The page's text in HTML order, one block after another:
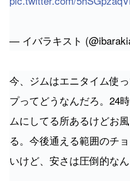
— イバラキスト
今、ジムはエニタイム使
プってどうなんだろ。24
ムにしてる所あるけどお
る。今後通える範囲のチ
いけど、安さは圧倒的なん